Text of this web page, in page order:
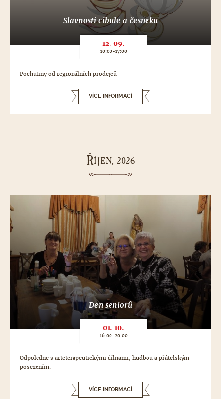
Slavnosti cibule a česneku
12. 09.
10:00-17:00
Pochutiny od regionálních prodejců
VÍCE INFORMACÍ
ŘÍJEN, 2026
Den seniorů
01. 10.
16:00-20:00
Odpoledne s arteterapeutickými dílnami, hudbou a přátelským
posezením.
VÍCE INFORMACÍ